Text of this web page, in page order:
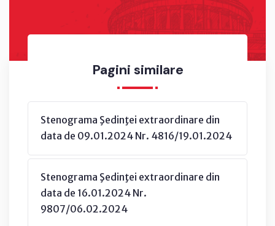
Pagini similare
Stenograma Şedinţei extraordinare din
data de 09.01.2024 Nr. 4816/19.01.2024
Stenograma Şedinţei extraordinare din
data de 16.01.2024 Nr.
9807/06.02.2024